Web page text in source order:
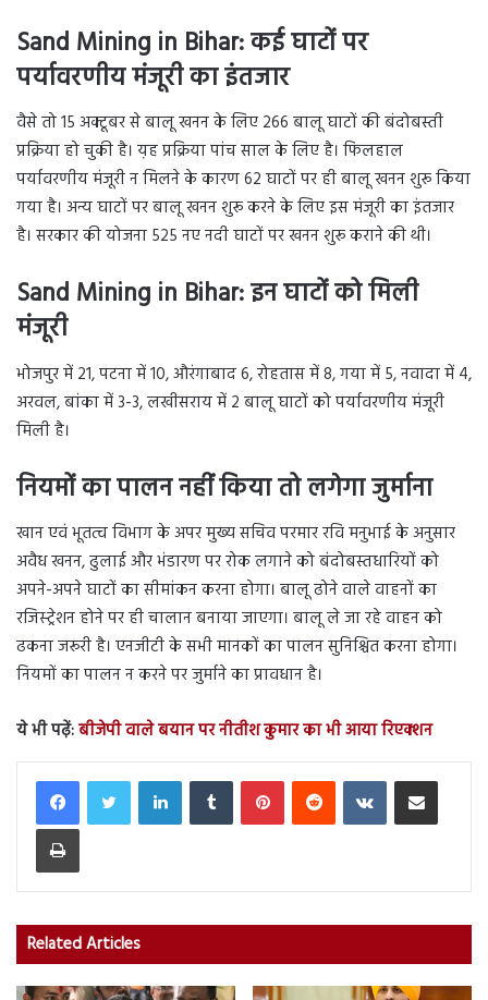
Sand Mining in Bihar: कई घाटों पर
पर्यावरणीय मंजूरी का इंतजार
वैसे तो 15 अक्टूबर से बालू खनन के लिए 266 बालू घाटों की बंदोबस्ती
प्रक्रिया हो चुकी है। य़ह प्रक्रिया पांच साल के लिए है। फिलहाल
पर्यावरणीय मंजूरी न मिलने के कारण 62 घाटों पर ही बालू खनन शुरू किया
गया है। अन्य घाटों पर बालू खनन शुरू करने के लिए इस मंजूरी का इंतजार
है। सरकार की योजना 525 नए नदी घाटों पर खनन शुरू कराने की थी।
Sand Mining in Bihar: इन घाटों को मिली
मंजूरी
भोजपुर में 21, पटना में 10, औरंगाबाद 6, रोहतास में 8, गया में 5, नवादा में 4,
अरवल, बांका में 3-3, लखीसराय में 2 बालू घाटों को पर्यावरणीय मंजूरी
मिली है।
नियमों का पालन नहीं किया तो लगेगा जुर्माना
खान एवं भूतत्व विभाग के अपर मुख्य सचिव परमार रवि मनुभाई के अनुसार
अवैध खनन, ढुलाई और भंडारण पर रोक लगाने को बंदोबस्तधारियों को
अपने-अपने घाटों का सीमांकन करना होगा। बालू ढोने वाले वाहनों का
रजिस्ट्रेशन होने पर ही चालान बनाया जाएगा। बालू ले जा रहे वाहन को
ढकना जरूरी है। एनजीटी के सभी मानकों का पालन सुनिश्चित करना होगा।
नियमों का पालन न करने पर जुर्माने का प्रावधान है।
ये भी पढ़ें:बीजेपी वाले बयान पर नीतीश कुमार का भी आया रिएक्शन
LinkedInTumblr PinterestReddit VKontakteShare via Email
Print
Related Articles